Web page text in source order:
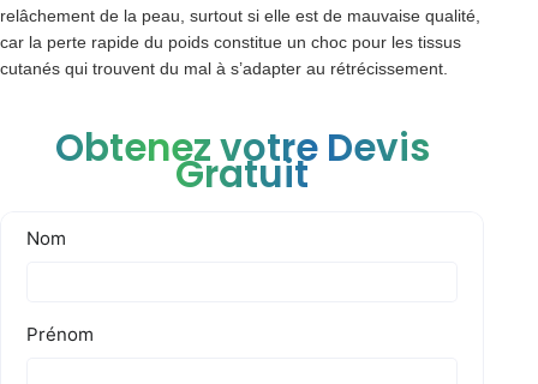
relâchement de la peau, surtout si elle est de mauvaise qualité,
car la perte rapide du poids constitue un choc pour les tissus
cutanés qui trouvent du mal à s’adapter au rétrécissement.
Obtenez votre Devis
Gratuit